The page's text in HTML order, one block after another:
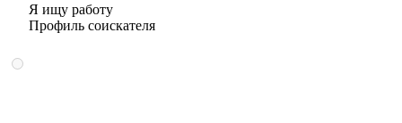
Я ищу работу
Профиль соискателя